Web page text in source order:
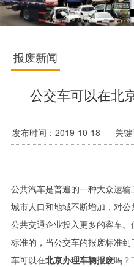
报废新闻
公交车可以在北
发布时间：2019-10-18 关
公共汽车是普遍的一种大众运
城市人口和地域不断增加，对
公共交通企业投入更多的客车
标准的，当公交车的报废标准
车可以在北京办理车辆报废吗？